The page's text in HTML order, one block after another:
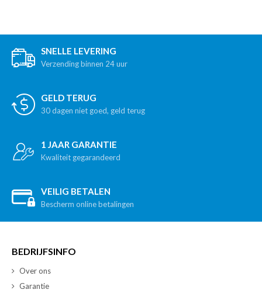
SNELLE LEVERING
Verzending binnen 24 uur
GELD TERUG
30 dagen niet goed, geld terug
1 JAAR GARANTIE
Kwaliteit gegarandeerd
VEILIG BETALEN
Bescherm online betalingen
BEDRIJFSINFO
Over ons
Garantie